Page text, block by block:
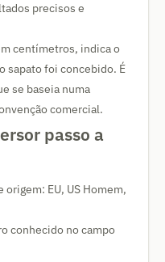
precisos e
centímetros, indica o
sapato foi concebido. É
se baseia numa
comercial.
passo a
EU, US Homem,
conhecido no campo